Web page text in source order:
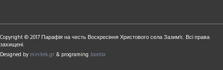
Copyright © 2017 Парафія на честь Воскресіння Христового села Зазим'є. Всі права
захищені.
Designed by minitek.gr & programing Joomla